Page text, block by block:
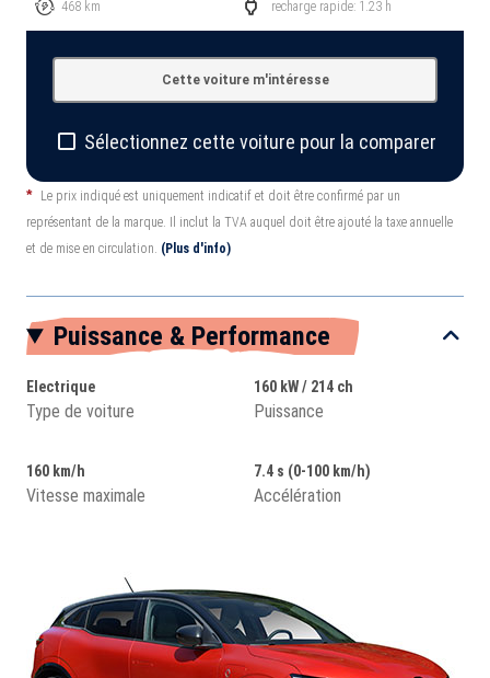
468 km recharge rapide: 1.23 h
Cette voiture m'intéresse
Sélectionnez cette voiture pour la comparer
*
Le prix indiqué est uniquement indicatif et doit être confirmé par un
représentant de la marque. Il inclut la TVA auquel doit être ajouté la taxe annuelle
et de mise en circulation. (Plus d'info)
Puissance & Performance
Electrique
Type de voiture
160 kW / 214 ch
Puissance
160 km/h
Vitesse maximale
7.4 s (0-100 km/h)
Accélération